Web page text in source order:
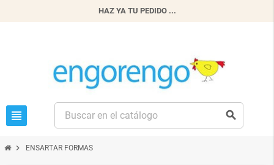
HAZ YA TU PEDIDO ...
view_headline search
chevron_right ENSARTAR FORMAS